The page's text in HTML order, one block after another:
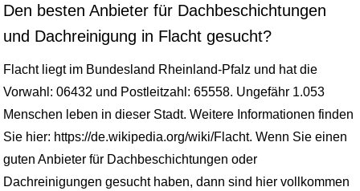
Den besten Anbieter für Dachbeschichtungen
und Dachreinigung in Flacht gesucht?
Flacht liegt im Bundesland Rheinland-Pfalz und hat die
Vorwahl: 06432 und Postleitzahl: 65558. Ungefähr 1.053
Menschen leben in dieser Stadt. Weitere Informationen finden
Sie hier: https://de.wikipedia.org/wiki/Flacht. Wenn Sie einen
guten Anbieter für Dachbeschichtungen oder
Dachreinigungen gesucht haben, dann sind hier vollkommen